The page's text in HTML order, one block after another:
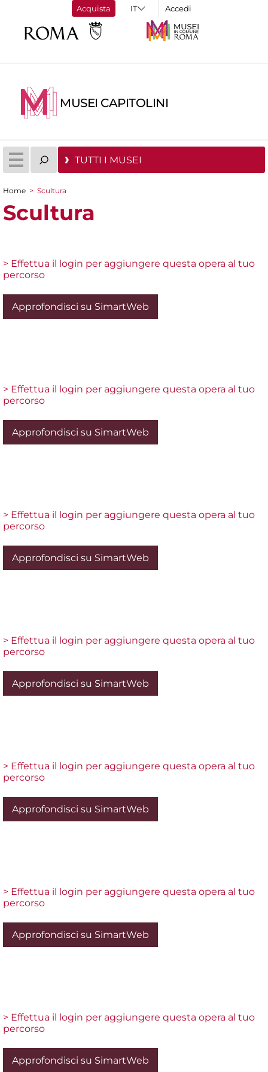
Acquista Accedi
MUSEI CAPITOLINI
TUTTI I MUSEI
Tu sei qui
Home > Scultura
Scultura
> Effettua il login per aggiungere questa opera al tuo
percorso
Approfondisci su SimartWeb
> Effettua il login per aggiungere questa opera al tuo
percorso
Approfondisci su SimartWeb
> Effettua il login per aggiungere questa opera al tuo
percorso
Approfondisci su SimartWeb
> Effettua il login per aggiungere questa opera al tuo
percorso
Approfondisci su SimartWeb
> Effettua il login per aggiungere questa opera al tuo
percorso
Approfondisci su SimartWeb
> Effettua il login per aggiungere questa opera al tuo
percorso
Approfondisci su SimartWeb
> Effettua il login per aggiungere questa opera al tuo
percorso
Approfondisci su SimartWeb